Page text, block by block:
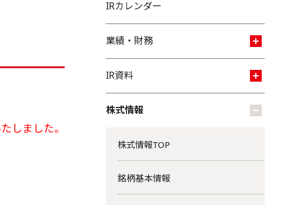
しました。
IRカレンダー
業績・財務
IR資料
株式情報
株式情報TOP
銘柄基本情報